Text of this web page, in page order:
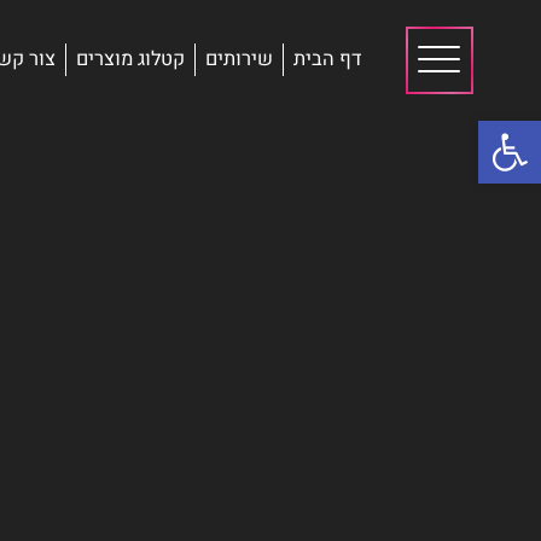
פתח סרגל נגישות
דף הבית שירותים קטלוג מוצרים צור